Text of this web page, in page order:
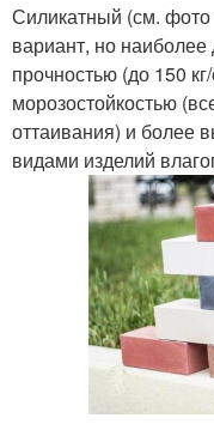
Силикатный (см.
вариант, но
прочностью (до 150
морозостойкостью
оттаивания) и более
видами изделий